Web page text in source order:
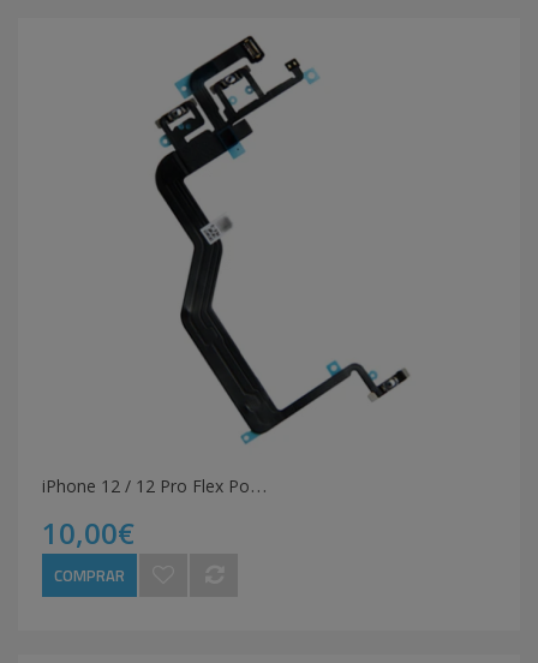
i
Phone 12 / 12 Pro Flex Power e Volume
10,00€
COMPRAR